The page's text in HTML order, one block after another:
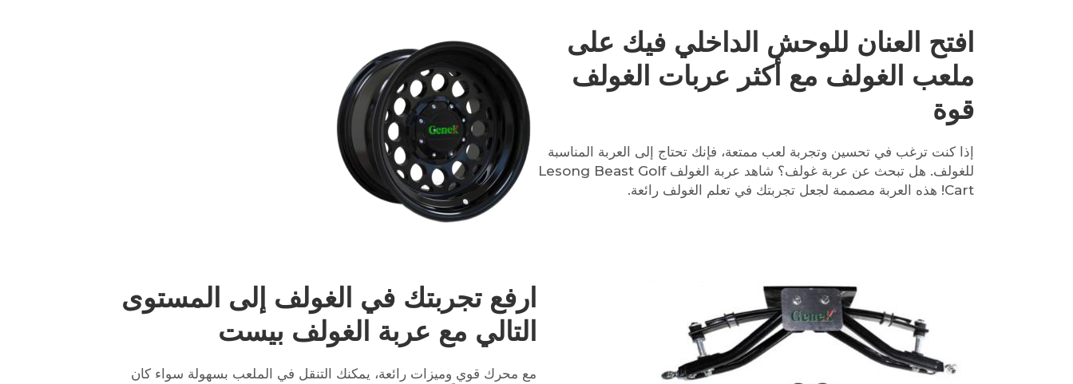
افتح العنان للوحش الداخلي فيك على
ملعب الغولف مع أكثر عربات الغولف
قوة
إذا كنت ترغب في تحسين وتجربة لعب ممتعة، فإنك تحتاج إلى العربة المناسبة
للغولف. هل تبحث عن عربة غولف؟ شاهد عربة الغولف Lesong Beast Golf
Cart! هذه العربة مصممة لجعل تجربتك في تعلم الغولف رائعة.
ارفع تجربتك في الغولف إلى المستوى
التالي مع عربة الغولف بيست
مع محرك قوي وميزات رائعة، يمكنك التنقل في الملعب بسهولة سواء كان